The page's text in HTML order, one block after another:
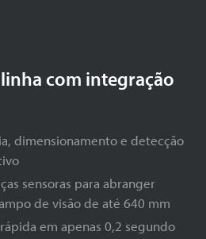
com integração
dimensionamento e detecção
sensoras para abranger
de visão de até 640 mm
em apenas 0,2 segundo